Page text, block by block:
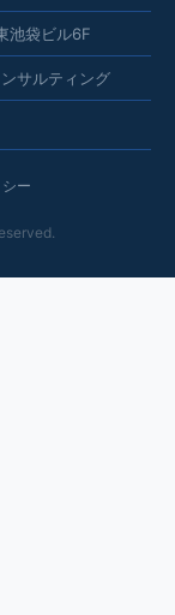
池袋ビル6F
サルティング
ー